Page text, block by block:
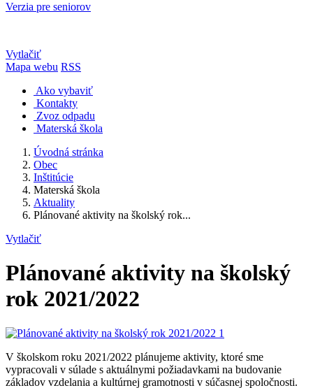
Verzia pre seniorov
Vytlačiť
Mapa webu RSS
Ako vybaviť
Kontakty
Zvoz odpadu
Materská škola
Úvodná stránka
Obec
Inštitúcie
Materská škola
Aktuality
Plánované aktivity na školský rok...
Vytlačiť
Plánované aktivity na školský
rok 2021/2022
V školskom roku 2021/2022 plánujeme aktivity, ktoré sme
vypracovali v súlade s aktuálnymi požiadavkami na budovanie
základov vzdelania a kultúrnej gramotnosti v súčasnej spoločnosti.